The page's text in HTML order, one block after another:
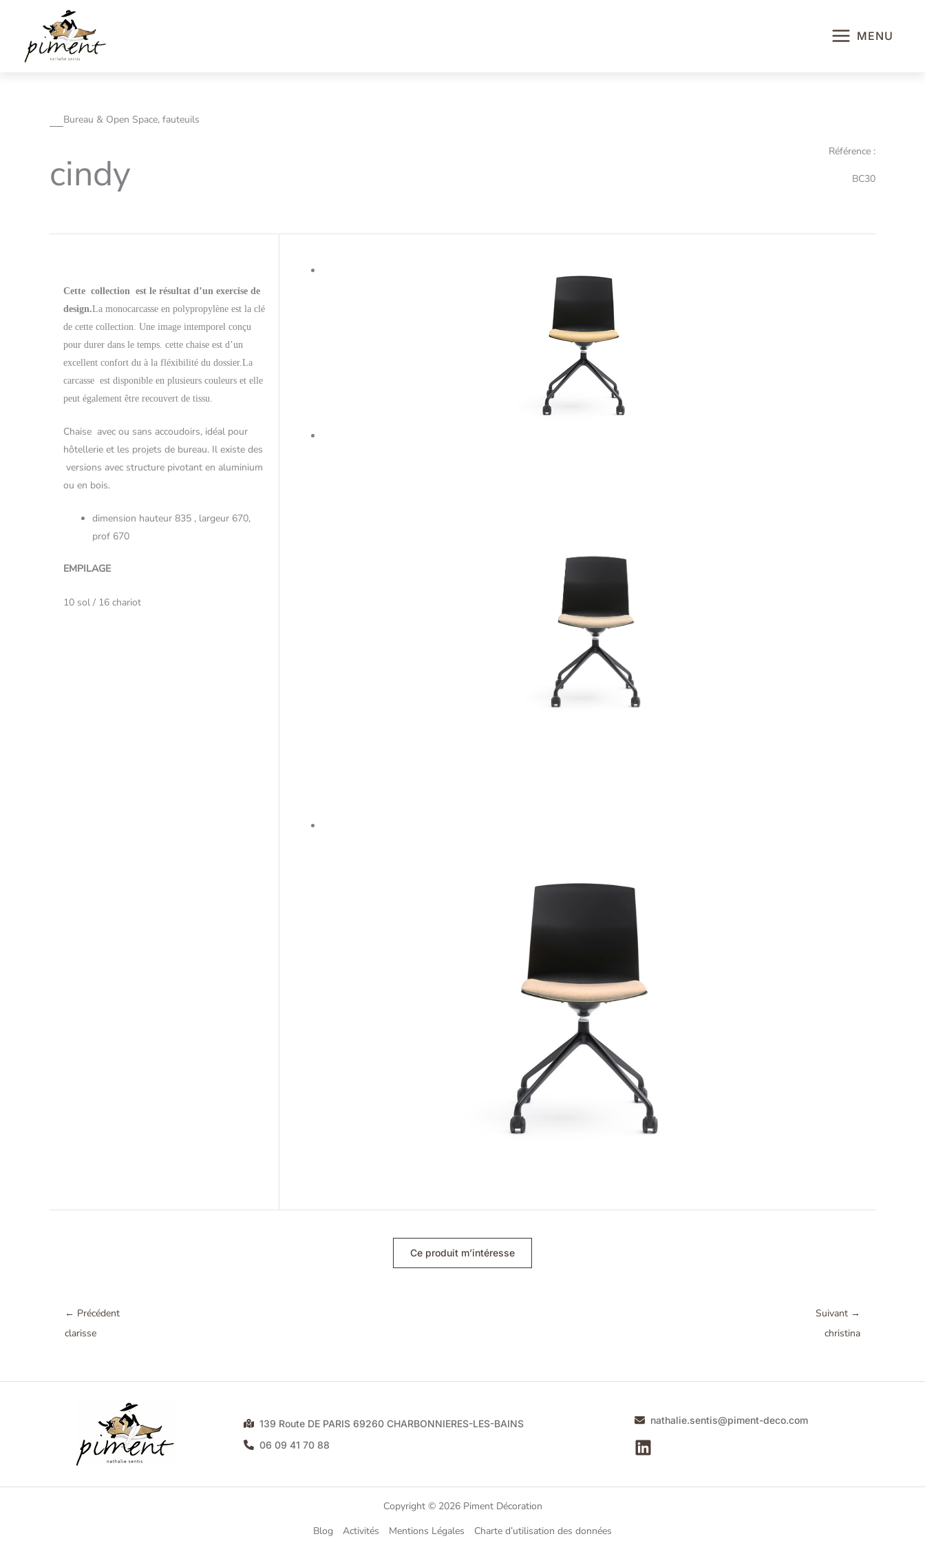
contenu
MENU
Bureau & Open Space, fauteuils
cindy Référence :
BC30
Cette collection est le résultat d’un exercise de
design.La monocarcasse en polypropylène est la clé
de cette collection. Une image intemporel conçu
pour durer dans le temps. cette chaise est d’un
excellent confort du à la fléxibilité du dossier. La
carcasse est disponible en plusieurs couleurs et elle
peut également être recouvert de tissu.
Chaise avec ou sans accoudoirs, idéal pour
hôtellerie et les projets de bureau. Il existe des
versions avec structure pivotant en aluminium
ou en bois.
dimension hauteur 835 , largeur 670,
prof 670
EMPILAGE
10 sol / 16 chariot
Ce produit m’intéresse
← Précédent
clarisse
Suivant →
christina
139 Route DE PARIS 69260 CHARBONNIERES-LES-BAINS
06 09 41 70 88
nathalie.sentis@piment-deco.com
Copyright © 2026 Piment Décoration
Blog
Activités Mentions Légales Charte d’utilisation des données